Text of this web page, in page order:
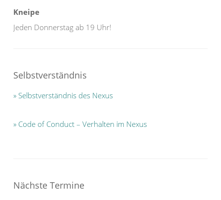
Kneipe
Jeden Donnerstag ab 19 Uhr!
Selbstverständnis
» Selbstverständnis des Nexus
» Code of Conduct – Verhalten im Nexus
Nächste Termine